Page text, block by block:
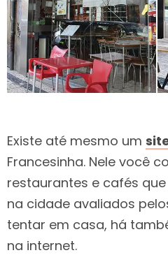
Existe até mesmo um
Francesinha. Nele você
restaurantes e cafés
na cidade avaliados
tentar em casa, há
na internet.